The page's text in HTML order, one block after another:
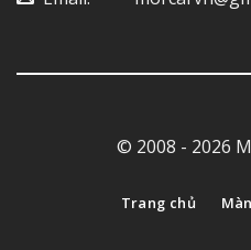
© 2008 - 2026
Trang chủ